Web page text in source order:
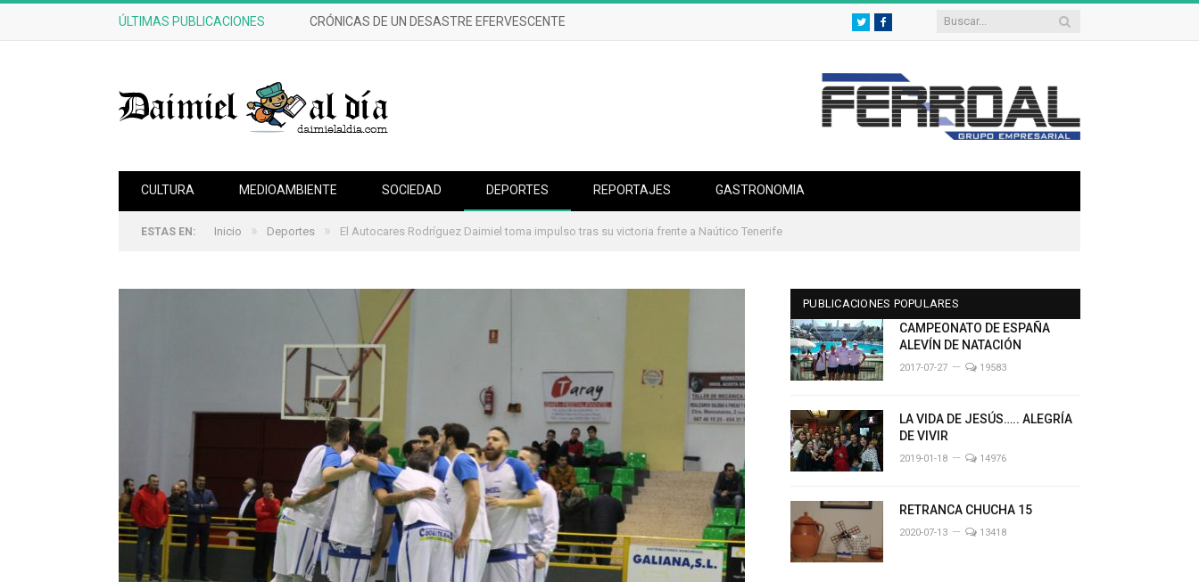
ÚLTIMAS PUBLICACIONES CRÓNICAS DE UN DESASTRE EFERVESCENTE TwitterFacebook
CULTURA MEDIOAMBIENTE SOCIEDAD DEPORTES REPORTAJES GASTRONOMIA
ESTAS EN: Inicio » Deportes » El Autocares Rodríguez Daimiel toma impulso tras su victoria frente a Naútico Tenerife
PUBLICACIONES POPULARES
CAMPEONATO DE ESPAÑA
ALEVÍN DE NATACIÓN
2017-07-27 19583
LA VIDA DE JESÚS….. ALEGRÍA
DE VIVIR
2019-01-18 14976
RETRANCA CHUCHA 15
2020-07-13 13418